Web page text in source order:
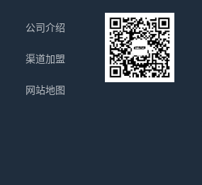
公司介绍
渠道加盟
网站地图